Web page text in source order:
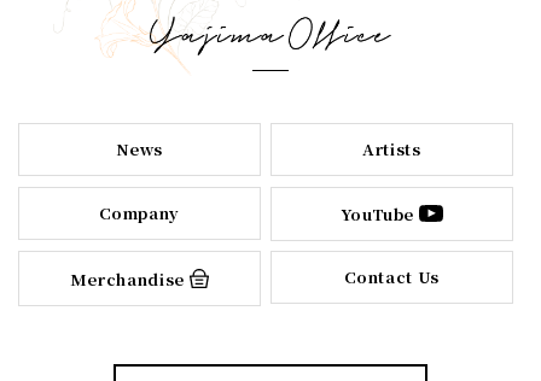
News Artists
Company YouTube
Merchandise Contact Us